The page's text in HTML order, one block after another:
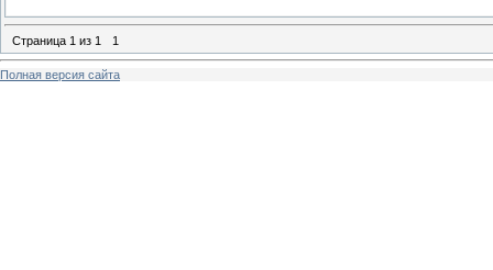
Страница 1 из 1 1
Полная версия сайта